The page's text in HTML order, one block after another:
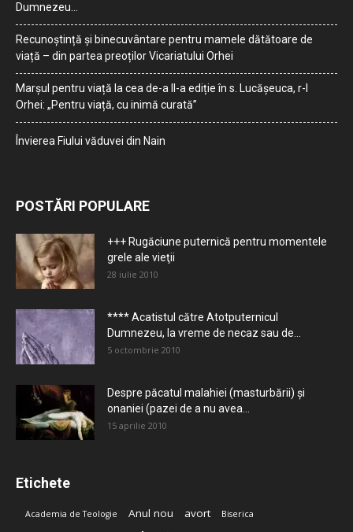
Dumnezeu…
Recunoștință și binecuvântare pentru mamele dătătoare de
viață – din partea preoților Vicariatului Orhei
Marșul pentru viață la cea de-a II-a ediție în s. Lucășeuca, r-l
Orhei: „Pentru viață, cu inimă curată”
Învierea Fiului văduvei din Nain
POSTĂRI POPULARE
+++ Rugăciune puternică pentru momentele
grele ale vieţii
28 iulie 2010
**** Acatistul către Atotputernicul
Dumnezeu, la vreme de necaz sau de...
5 octombrie 2010
Despre păcatul malahiei (masturbării) şi
onaniei (pazei de a nu avea...
15 aprilie 2010
Etichete
Academia de Teologie Anul nou avort Biserica